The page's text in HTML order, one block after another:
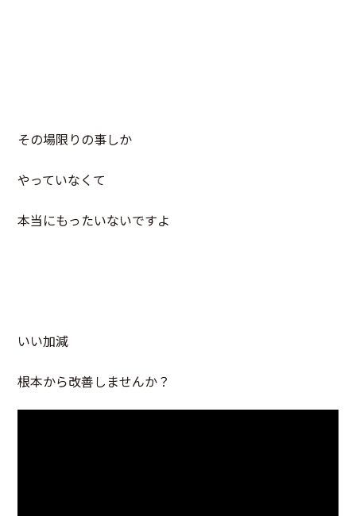
その場限りの事しか
やっていなくて
本当にもったいないですよ
いい加減
根本から改善しませんか？